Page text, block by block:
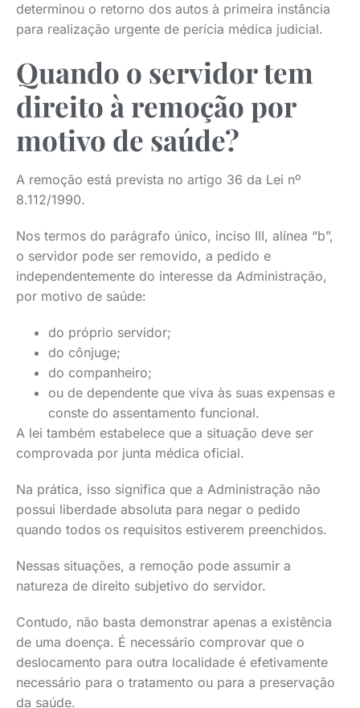
determinou o retorno dos autos à primeira instância
para realização urgente de perícia médica judicial.
Quando o servidor tem
direito à remoção por
motivo de saúde?
A remoção está prevista no artigo 36 da Lei nº
8.112/1990.
Nos termos do parágrafo único, inciso III, alínea “b”,
o servidor pode ser removido, a pedido e
independentemente do interesse da Administração,
por motivo de saúde:
do próprio servidor;
do cônjuge;
do companheiro;
ou de dependente que viva às suas expensas e
conste do assentamento funcional.
A lei também estabelece que a situação deve ser
comprovada por junta médica oficial.
Na prática, isso significa que a Administração não
possui liberdade absoluta para negar o pedido
quando todos os requisitos estiverem preenchidos.
Nessas situações, a remoção pode assumir a
natureza de direito subjetivo do servidor.
Contudo, não basta demonstrar apenas a existência
de uma doença. É necessário comprovar que o
deslocamento para outra localidade é efetivamente
necessário para o tratamento ou para a preservação
da saúde.